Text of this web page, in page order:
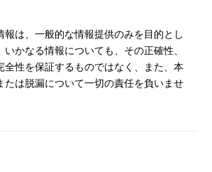
報は、一般的な情報提供のみを目的とし
かなる情報についても、その正確性、
全性を保証するものではなく、また、本
たは脱漏について一切の責任を負いませ